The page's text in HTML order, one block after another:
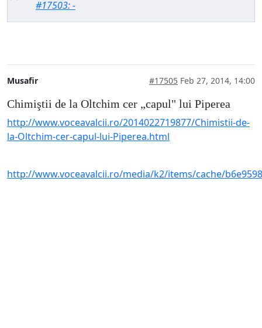
#17503: -
Musafir #17505 Feb 27, 2014, 14:00
Chimiştii de la Oltchim cer „capul" lui Piperea
http://www.voceavalcii.ro/2014022719877/Chimistii-de-
la-Oltchim-cer-capul-lui-Piperea.html
http://www.voceavalcii.ro/media/k2/items/cache/